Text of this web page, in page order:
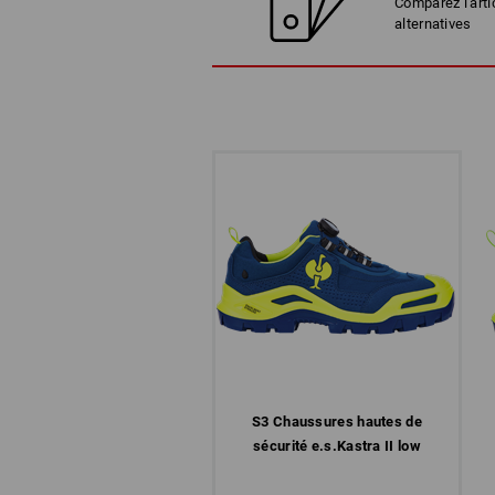
alternatives
S3 Chaussures hautes de
sécurité e.s.​Kastra II low